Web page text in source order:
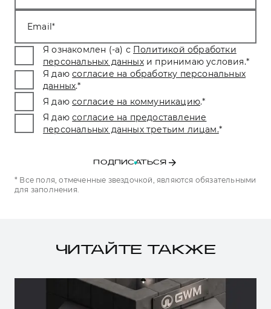
Email
Я ознакомлен (-а) с Политикой обработки
персональных данных и принимаю условия.*
Я даю согласие на обработку персональных
данных.*
Я даю согласие на коммуникацию.*
Я даю согласие на предоставление
персональных данных третьим лицам.*
ПОДПИСАТЬСЯ
* Все поля, отмеченные звездочкой, являются обязательными
для заполнения.
ЧИТАЙТЕ ТАКЖЕ